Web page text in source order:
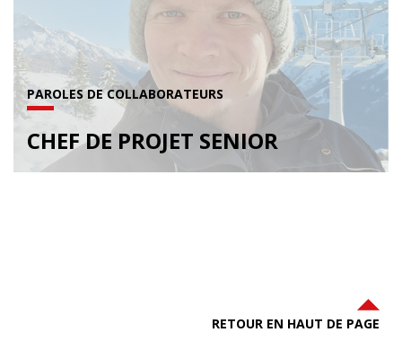
PAROLES DE COLLABORATEURS
CHEF DE PROJET SENIOR
RETOUR EN HAUT DE PAGE